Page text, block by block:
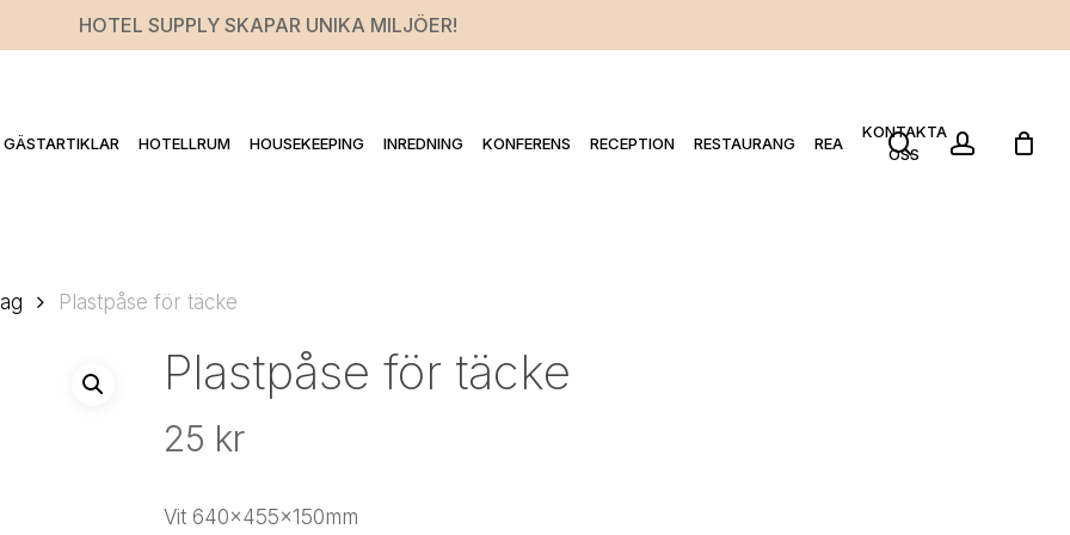
HOTEL SUPPLY SKAPAR UNIKA MILJÖER!
GÄSTARTIKLAR HOTELLRUM HOUSEKEEPING INREDNING KONFERENS RECEPTION RESTAURANG REA
KONTAKTA
OSSsearchaccount
Plastpåse för täcke
Plastpåse för täcke
25 kr
Vit 640x455x150mm